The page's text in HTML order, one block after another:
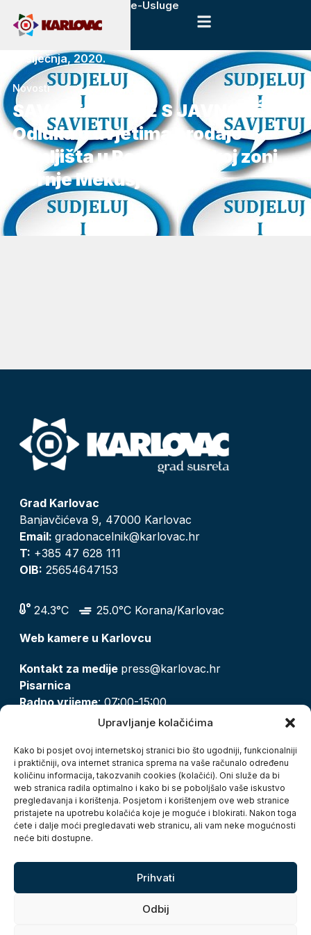
Upravljanje kolačićima
Kako bi posjet ovoj internetskoj stranici bio što ugodniji, funkcionalniji
i praktičniji, ova internet stranica sprema na vaše računalo određenu
količinu informacija, takozvanih cookies (kolačići). Oni služe da bi
web stranica radila optimalno i kako bi se poboljšalo vaše iskustvo
pregledavanja i korištenja. Posjetom i korištenjem ove web stranice
pristajete na upotrebu kolačića koje je moguće i blokirati. Nakon toga
ćete i dalje moći pregledavati web stranicu, ali vam neke mogućnosti
neće biti dostupne.
Prihvati
Odbij
e-Usluge
8. siječnja, 2020.
Novosti
SAVJETOVANJE S JAVNOŠĆU:
Odluka o uvjetima prodaje
zemljišta u Poduzetničkoj zoni
Gornje Mekušje
Grad Karlovac
Banjavčićeva 9, 47000 Karlovac
Email: gradonacelnik@karlovac.hr
T: +385 47 628 111
OIB: 25654647153
24.3°C
25.0°C Korana/Karlovac
Web kamere u Karlovcu
Kontakt za medije press@karlovac.hr
Pisarnica
Radno vrijeme: 07:00-15:00
pisarnica@karlovac.hr
Zaštita osobnih podataka
Pristup informacijama
Kolačići
Izjava o pristupačnosti
Turistička zajednica grada Karlovca